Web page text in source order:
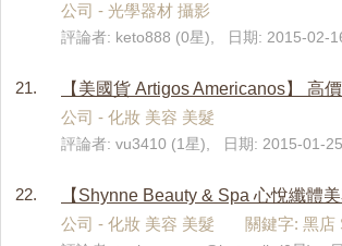
公司 - 光學器材 攝影
評論者: keto888 (0星), 日期: 2015-
21.
【美國貨 Artigos Americanos】 高
公司 - 化妝 美容 美髮
評論者: vu3410 (1星), 日期: 2015-01-
22.
【Shynne Beauty & Spa 心悅纖體
公司 - 化妝 美容 美髮 關鍵字: 黑店